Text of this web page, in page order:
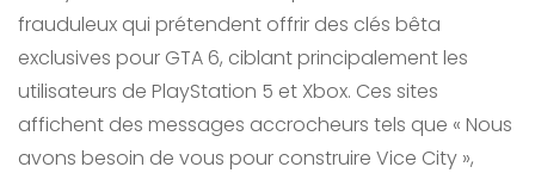
frauduleux qui prétendent offrir des clés bêta
exclusives pour GTA 6, ciblant principalement les
utilisateurs de PlayStation 5 et Xbox. Ces sites
affichent des messages accrocheurs tels que « Nous
avons besoin de vous pour construire Vice City »,